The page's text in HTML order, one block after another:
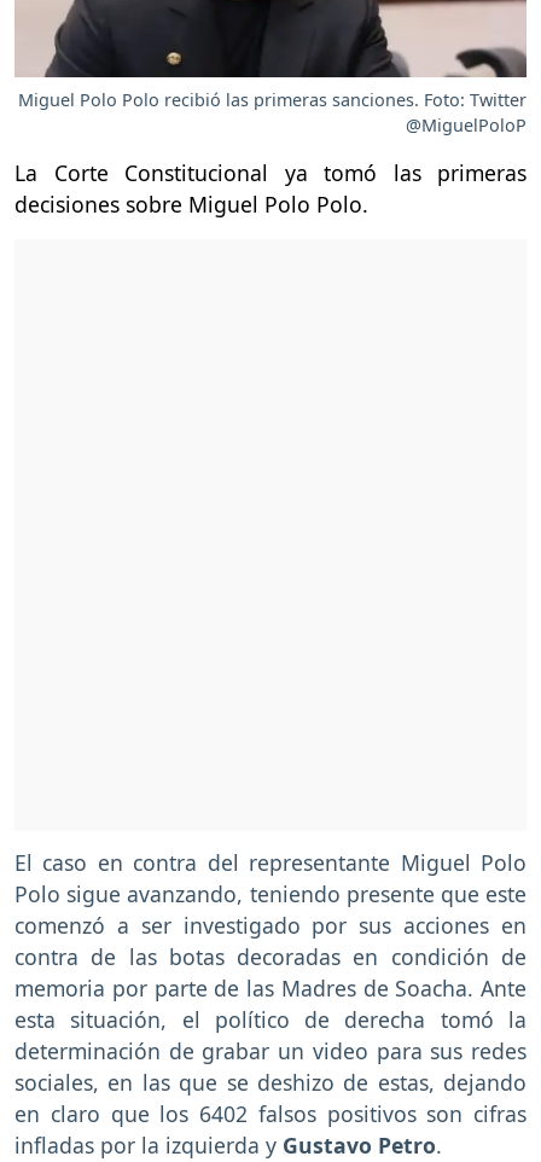
Miguel Polo Polo recibió las primeras sanciones. Foto: Twitter
@MiguelPoloP
La Corte Constitucional ya tomó las primeras
decisiones sobre Miguel Polo Polo.
El caso en contra del representante Miguel Polo
Polo sigue avanzando, teniendo presente que este
comenzó a ser investigado por sus acciones en
contra de las botas decoradas en condición de
memoria por parte de las Madres de Soacha. Ante
esta situación, el político de derecha tomó la
determinación de grabar un video para sus redes
sociales, en las que se deshizo de estas, dejando
en claro que los 6402 falsos positivos son cifras
infladas por la izquierda y Gustavo Petro.